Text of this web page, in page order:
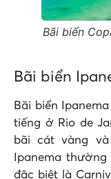
Bãi biển
Bãi biển
Bãi biển
tiếng ở Rio de
bãi cát vàng
Ipanema
đặc biệt là